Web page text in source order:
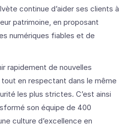
continue d’aider ses clients à
patrimoine, en proposant
numériques fiables et de
rapidement de nouvelles
en respectant dans le même
les plus strictes. C’est ainsi
son équipe de 400
culture d’excellence en